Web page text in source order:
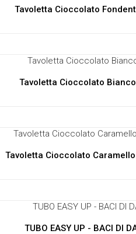
Tavoletta Cioccolato
Tavoletta Cioccolato
Tavoletta Cioccolato Caramello
TUBO EASY UP - BACI DI